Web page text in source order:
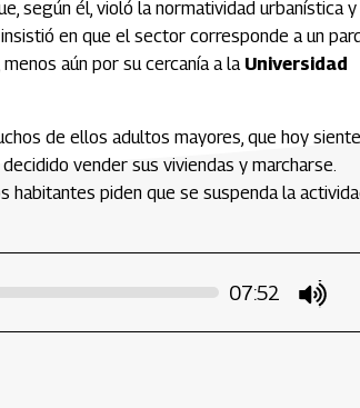
según él, violó la normatividad urbanística y
en que el sector corresponde a un
aún por su cercanía a la Universidad
de ellos adultos mayores, que hoy
vender sus viviendas y marcharse.
piden que se suspenda la
mute
07:52